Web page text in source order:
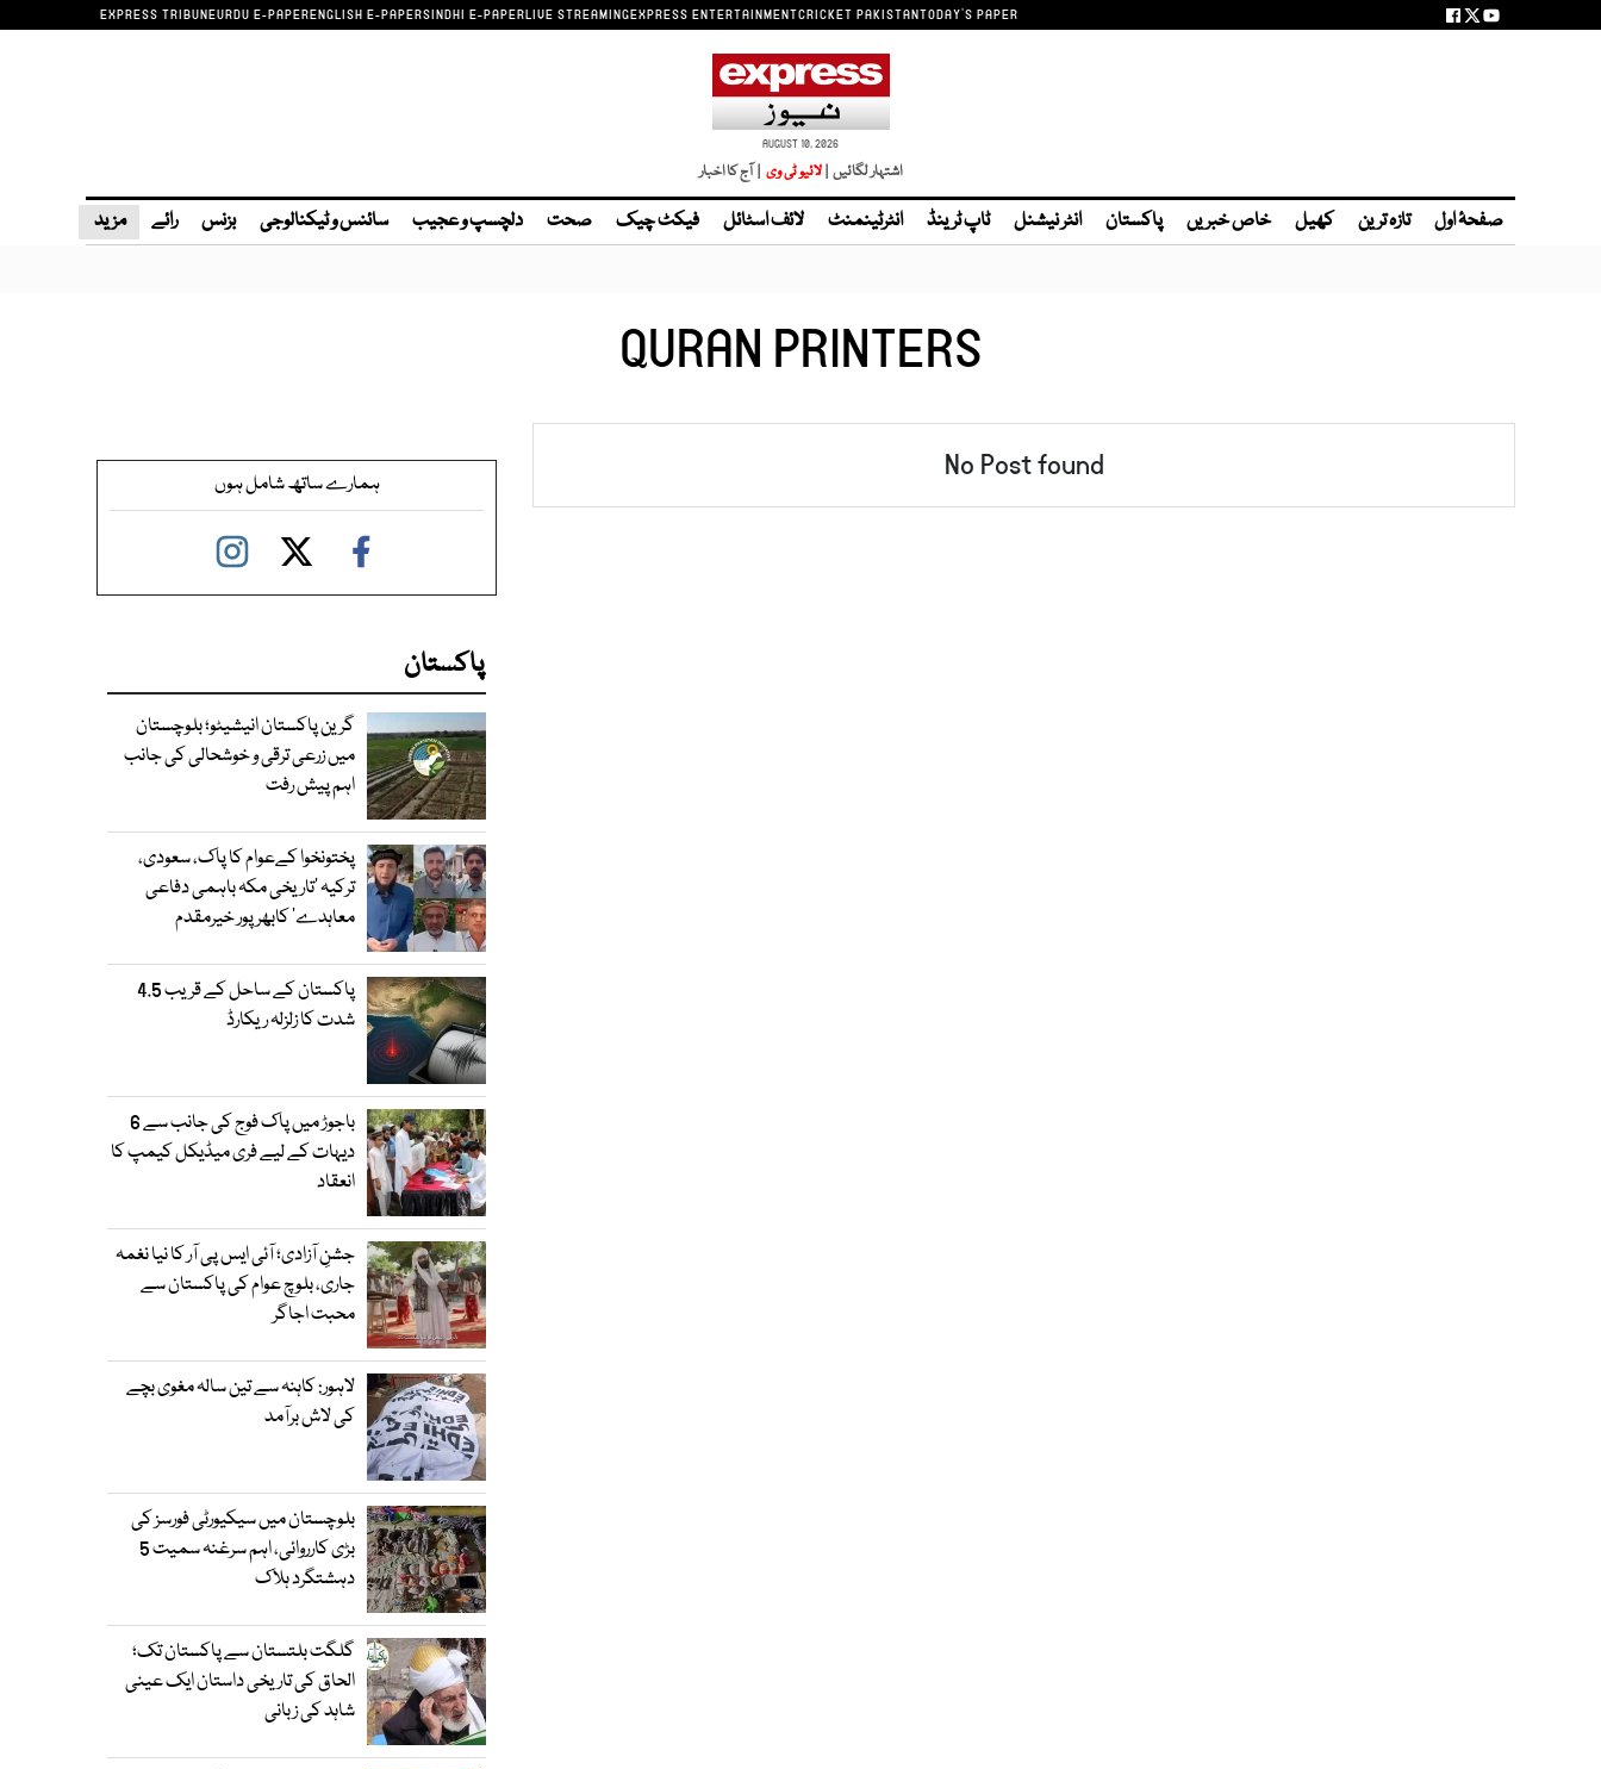
EXPRESS TRIBUNEURDU E-PAPERENGLISH E-PAPERSINDHI E-PAPERLIVE STREAMINGEXPRESS ENTERTAINMENTCRICKET PAKISTANTODAY'S PAPER
AUGUST 10, 2026
اشتہار لگائیں |لائیو ٹی وی | آج کا اخبار
صفحۂ اول تازہ ترین کھیل خاص خبریں پاکستان انٹر نیشنل ٹاپ ٹرینڈ انٹرٹینمنٹ لائف اسٹائل فیکٹ چیک صحت دلچسپ و عجیب سائنس و ٹیکنالوجی بزنس رائے مزید
QURAN PRINTERS
No Post found ہمارے ساتھ شامل ہوں
پاکستان
گرین پاکستان انیشیٹو؛ بلوچستان
میں زرعی ترقی و خوشحالی کی جانب
اہم پیش رفت
پختونخوا کےعوام کا پاک، سعودی،
ترکیہ ’تاریخی مکہ باہمی دفاعی
معاہدے‘ کابھرپور خیرمقدم
پاکستان کے ساحل کے قریب 4.5
شدت کا زلزلہ ریکارڈ
باجوڑ میں پاک فوج کی جانب سے 6
دیہات کے لیے فری میڈیکل کیمپ کا
انعقاد
جشنِ آزادی؛ آئی ایس پی آر کا نیا نغمہ
جاری، بلوچ عوام کی پاکستان سے
محبت اجاگر
لاہور: کاہنہ سے تین سالہ مغوی بچے
کی لاش برآمد
بلوچستان میں سیکیورٹی فورسز کی
بڑی کارروائی، اہم سرغنہ سمیت 5
دہشتگرد ہلاک
گلگت بلتستان سے پاکستان تک؛
الحاق کی تاریخی داستان ایک عینی
شاہد کی زبانی